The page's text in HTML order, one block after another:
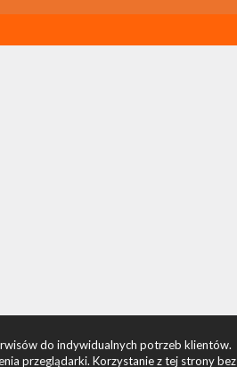
do indywidualnych potrzeb klientów.
przeglądarki. Korzystanie z tej strony bez